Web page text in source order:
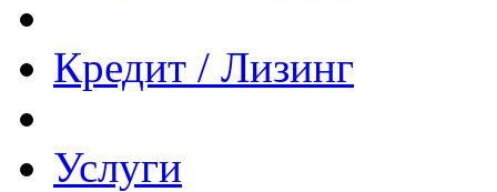
Кредит / Лизинг
Услуги